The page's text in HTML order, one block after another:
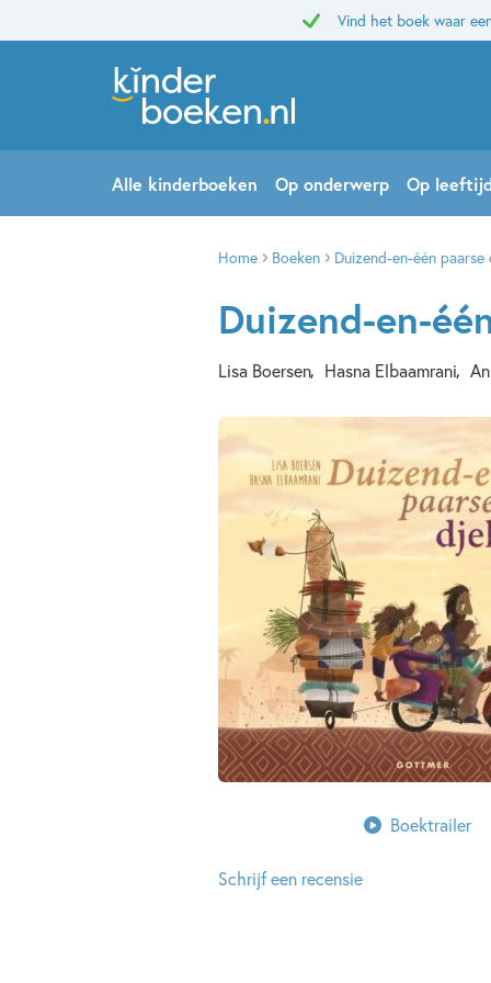
Vind het boek waar
Alle kinderboeken Op onderwerp Op
Home Boeken Duizend-en-één paarse
Duizend-en-
Lisa Boersen Hasna Elbaamrani
Boektrailer
Schrijf een recensie